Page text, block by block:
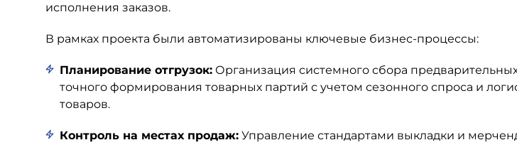
исполнения заказов.
В рамках проекта были автоматизированы ключевые бизнес-процессы:
Планирование отгрузок: Организация системного сбора
точного формирования товарных партий с учетом сезонного спроса и
товаров.
Контроль на местах продаж: Управление стандартами выкладки и